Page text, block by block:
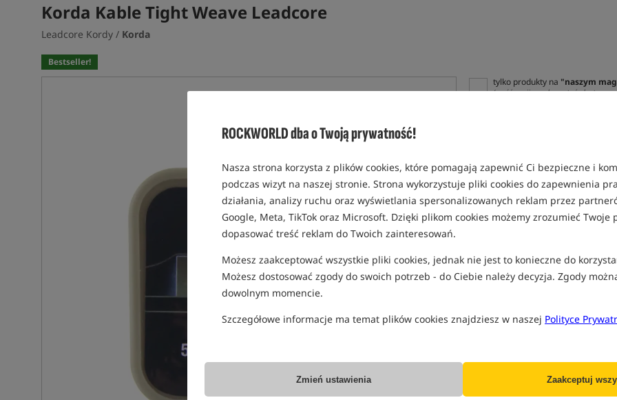
ROCKWORLD dba o Twoją prywatność!
Nasza strona korzysta z plików cookies, które pomagają zapewnić Ci bezpieczne i
podczas wizyt na naszej stronie. Strona wykorzystuje pliki cookies do zapewnienia
działania, analizy ruchu oraz wyświetlania spersonalizowanych reklam przez
Google, Meta, TikTok oraz Microsoft. Dzięki plikom cookies możemy zrozumieć Twoje
dopasować treść reklam do Twoich zainteresowań.
Możesz zaakceptować wszystkie pliki cookies, jednak nie jest to konieczne do
Możesz dostosować zgody do swoich potrzeb - do Ciebie należy decyzja. Zgody
dowolnym momencie.
Szczegółowe informacje ma temat plików cookies znajdziesz w naszej Polityce
Zmień ustawienia Zaakceptuj
Korda Kable Tight Weave Leadcore
Leadcore Kordy / Korda
Bestseller!
tylko produkty na "naszym
(część opcji mogła zostać ukryta
MPN: KAB001
EAN: 5060660638512
0,36
SPODZIEWANA WYSYŁKA W
EAN: 5060660638536
SPODZIEWANA WYSYŁKA W